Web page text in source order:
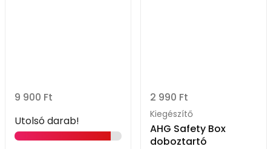
9 900 Ft
Utolsó darab!
2 990 Ft
Kiegészítő
AHG Safety Box
doboztartó